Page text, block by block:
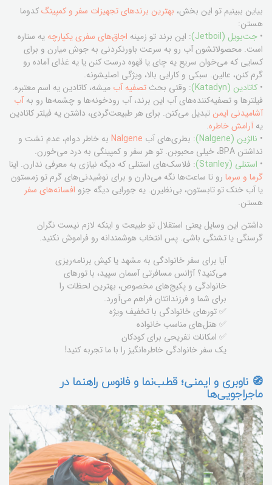
بیاین ببینیم تو این بخش، بهترین برندهای تجهیزات سفر و کمپینگکدوما
هستن:
• جت‌بویل (Jetboil) : این برند تو زمینه اجاق‌های سفری یکپارچه یه ستاره
است. محصولاتشون آب رو به سرعت باورنکردنی به جوش میارن و برای
کسایی که می‌خوان سریع یه چای یا قهوه درست کنن یا یه غذای آماده رو
گرم کنن، عالین. سبکی و کارایی بالا، ویژگی اصلیشونه.
• کاتادین (Katadyn) : وقتی بحث تصفیه آب میشه، کاتادین یه اسم معتبره.
فیلترها و تصفیه‌کننده‌های آب این برند، آب رودخونه‌ها و چشمه‌ها رو بهآب
آشامیدنی ایمن تبدیل می‌کنن. برای هر طبیعت‌گردی، داشتن یه فیلتر کاتادین
یهآرامش خاطره.
• نالژین (Nalgene) : بطری‌های آب Nalgene به خاطر دوام، عدم نشت و
نداشتن BPA، خیلی محبوبن. تو هر سفر و کمپینگی به درد می‌خورن.
• استنلی (Stanley)
: فلاسک‌های استنلی که دیگه نیازی به معرفی ندارن. اینا
گرما و سرما رو تا ساعت‌ها نگه می‌دارن و برای نوشیدنی‌های گرم تو زمستون
یا آب خنک تو تابستون، بی‌نظیرن. یه جورایی دیگه جزو افسانه‌های سفر
هستن.
داشتن این وسایل یعنی استقلال تو طبیعت و اینکه لازم نیست نگران
گرسنگی یا تشنگی باشی. پس انتخاب هوشمندانه رو فراموش نکنید.
آیا برای سفر خانوادگی به مشهد یا کیش برنامه‌ریزی
می‌کنید؟ آژانس مسافرتی آسمان سپید، با تورهای
خانوادگی و پکیج‌های مخصوص، بهترین لحظات را
برای شما و فرزندانتان فراهم می‌آورد.
✅ تورهای خانوادگی با تخفیف ویژه
✅ هتل‌های مناسب خانواده
✅ امکانات تفریحی برای کودکان
یک سفر خانوادگی خاطره‌انگیز را با ما تجربه کنید!
🧭 ناوبری و ایمنی؛ قطب‌نما و فانوس راهنما در
ماجراجویی‌ها